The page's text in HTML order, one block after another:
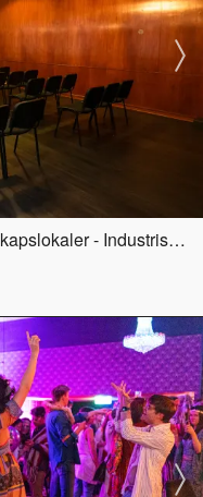
Håndverkeren Konferanse og Selskapslokaler - Industrisalen